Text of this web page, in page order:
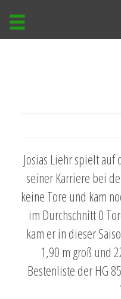
Josias Liehr spielt
seiner Karriere bei
keine Tore und kam
im Durchschnitt 0
kam er in dieser
1,90 m groß und
Bestenliste der HG